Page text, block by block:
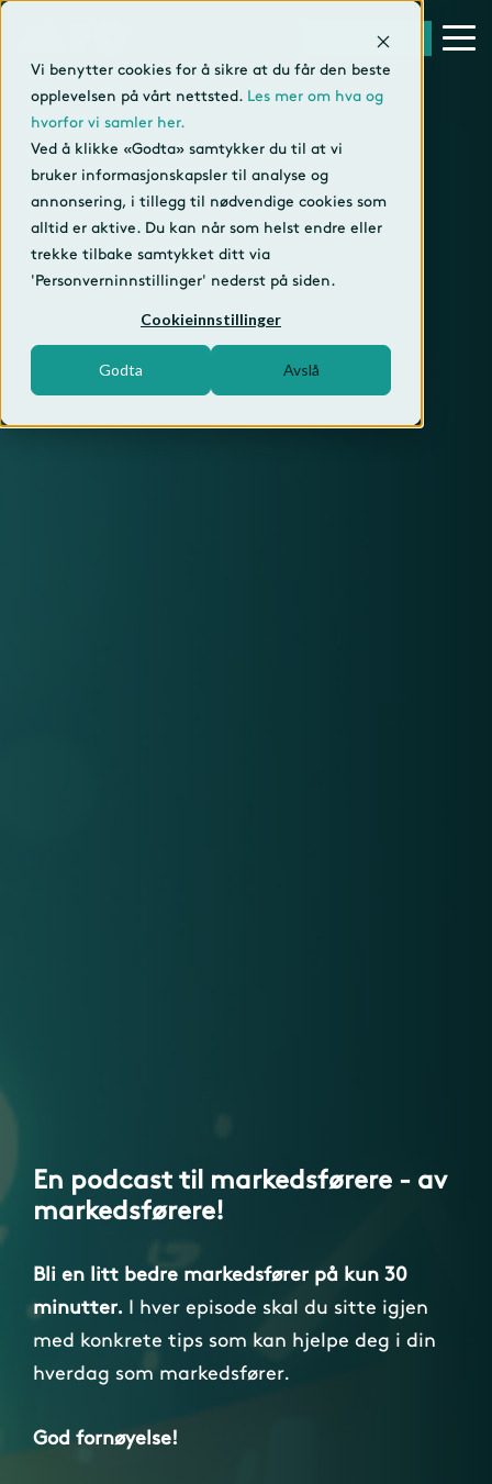
Vi benytter cookies for å sikre at du får den beste
opplevelsen på vårt nettsted. Les mer om hva og
hvorfor vi samler her.
Ved å klikke «Godta» samtykker du til at vi
bruker informasjonskapsler til analyse og
annonsering, i tillegg til nødvendige cookies som
alltid er aktive. Du kan når som helst endre eller
trekke tilbake samtykket ditt via
'Personverninnstillinger' nederst på siden.
Cookieinnstillinger
Godta Avslå
BLI MEDLEM
En podcast til markedsførere - av
markedsførere!
Bli en litt bedre markedsfører på kun 30
minutter. I hver episode skal du sitte igjen
med konkrete tips som kan hjelpe deg i din
hverdag som markedsfører.
God fornøyelse!